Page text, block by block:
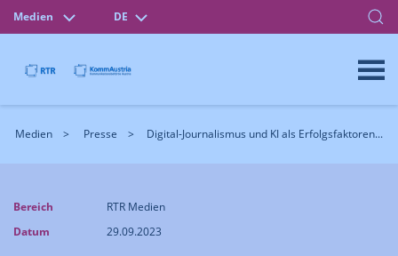
Medien DE
Medien Presse Digital-Journalismus und KI als Erfolgsfaktoren...
Bereich
RTR Medien
Datum
29.09.2023